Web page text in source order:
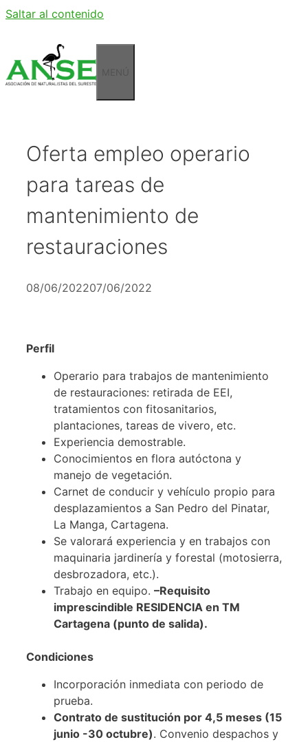
Saltar al contenido
Oferta empleo operario
para tareas de
mantenimiento de
restauraciones
08/06/202207/06/2022
Perfil
Operario para trabajos de mantenimiento
de restauraciones: retirada de EEI,
tratamientos con fitosanitarios,
plantaciones, tareas de vivero, etc.
Experiencia demostrable.
Conocimientos en flora autóctona y
manejo de vegetación.
Carnet de conducir y vehículo propio para
desplazamientos a San Pedro del Pinatar,
La Manga, Cartagena.
Se valorará experiencia y en trabajos con
maquinaria jardinería y forestal (motosierra,
desbrozadora, etc.).
Trabajo en equipo. –Requisito
imprescindible RESIDENCIA en TM
Cartagena (punto de salida).
Condiciones
Incorporación inmediata con periodo de
prueba.
Contrato de sustitución por 4,5 meses (15
junio -30 octubre). Convenio despachos y